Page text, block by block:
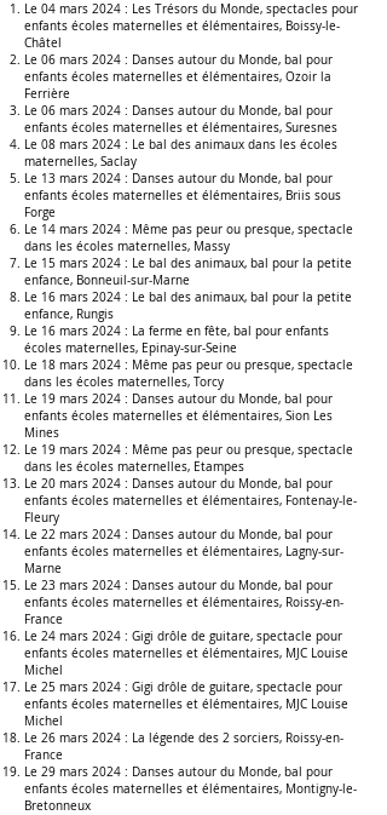
Le 04 mars 2024 : Les Trésors du Monde, spectacles pour
enfants écoles maternelles et élémentaires, Boissy-le-
Châtel
Le 06 mars 2024 : Danses autour du Monde, bal pour
enfants écoles maternelles et élémentaires, Ozoir la
Ferrière
Le 06 mars 2024 : Danses autour du Monde, bal pour
enfants écoles maternelles et élémentaires, Suresnes
Le 08 mars 2024 : Le bal des animaux dans les écoles
maternelles, Saclay
Le 13 mars 2024 : Danses autour du Monde, bal pour
enfants écoles maternelles et élémentaires, Briis sous
Forge
Le 14 mars 2024 : Même pas peur ou presque, spectacle
dans les écoles maternelles, Massy
Le 15 mars 2024 : Le bal des animaux, bal pour la petite
enfance, Bonneuil-sur-Marne
Le 16 mars 2024 : Le bal des animaux, bal pour la petite
enfance, Rungis
Le 16 mars 2024 : La ferme en fête, bal pour enfants
écoles maternelles, Epinay-sur-Seine
Le 18 mars 2024 : Même pas peur ou presque, spectacle
dans les écoles maternelles, Torcy
Le 19 mars 2024 : Danses autour du Monde, bal pour
enfants écoles maternelles et élémentaires, Sion Les
Mines
Le 19 mars 2024 : Même pas peur ou presque, spectacle
dans les écoles maternelles, Etampes
Le 20 mars 2024 : Danses autour du Monde, bal pour
enfants écoles maternelles et élémentaires, Fontenay-le-
Fleury
Le 22 mars 2024 : Danses autour du Monde, bal pour
enfants écoles maternelles et élémentaires, Lagny-sur-
Marne
Le 23 mars 2024 : Danses autour du Monde, bal pour
enfants écoles maternelles et élémentaires, Roissy-en-
France
Le 24 mars 2024 : Gigi drôle de guitare, spectacle pour
enfants écoles maternelles et élémentaires, MJC Louise
Michel
Le 25 mars 2024 : Gigi drôle de guitare, spectacle pour
enfants écoles maternelles et élémentaires, MJC Louise
Michel
Le 26 mars 2024 : La légende des 2 sorciers, Roissy-en-
France
Le 29 mars 2024 : Danses autour du Monde, bal pour
enfants écoles maternelles et élémentaires, Montigny-le-
Bretonneux